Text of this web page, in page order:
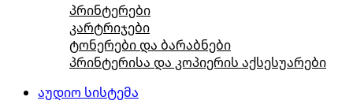
პრინტერები
კარტრიჯები
ტონერები და ბარაბნები
პრინტერისა და კოპიერის აქსესუარები
აუდიო სისტემა